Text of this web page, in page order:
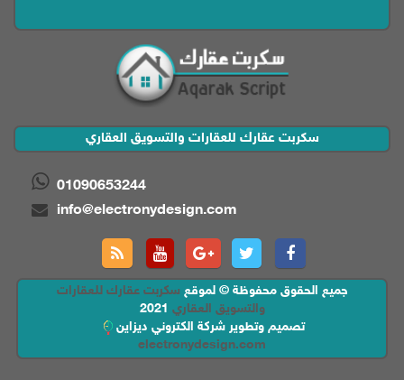
سكربت عقارك للعقارات والتسويق العقاري
01090653244
info@electronydesign.com
جميع الحقوق محفوظة © لموقع سكربت عقارك للعقارات
والتسويق العقاري 2021
تصميم وتطوير شركة الكتروني ديزاين
electronydesign.com